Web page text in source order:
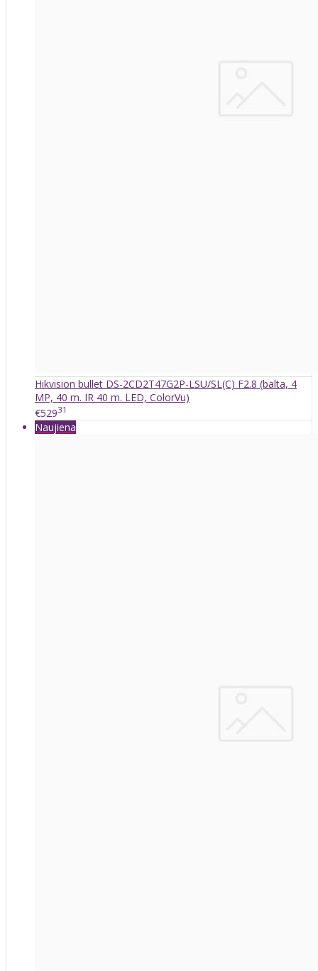
Hikvision bullet DS-2CD2T47G2P-LSU/SL(C) F2.8 (balta, 4
MP, 40 m. IR 40 m. LED, ColorVu)
€52931
Naujiena